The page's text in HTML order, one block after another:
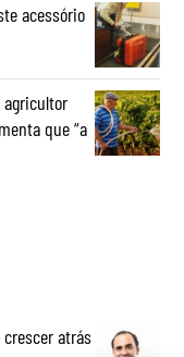
acessório
agricultor
que “a
atrás